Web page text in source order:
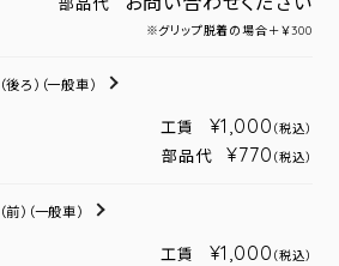
※グリップ脱着の場合＋￥300
（後ろ） （一般車）
工賃 ¥1,000 （税込）
部品代 ¥770 （税込）
（前） （一般車）
工賃 ¥1,000 （税込）